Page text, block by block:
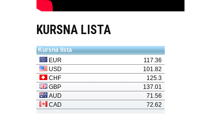
KURSNA LISTA